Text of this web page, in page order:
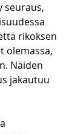
seuraus,
rikoksen
olemassa,
Näiden
jakautuu